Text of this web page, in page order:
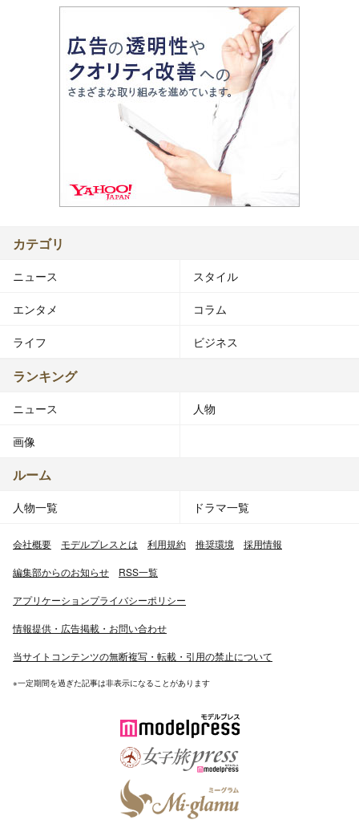
カテゴリ
ニュース スタイル
エンタメ コラム
ライフ ビジネス
ランキング
ニュース 人物
画像
ルーム
人物一覧 ドラマ一覧
会社概要 モデルプレスとは 利用規約 推奨環境 採用情報
編集部からのお知らせ RSS一覧
アプリケーションプライバシーポリシー
情報提供・広告掲載・お問い合わせ
当サイトコンテンツの無断複写・転載・引用の禁止について
※一定期間を過ぎた記事は非表示になることがあります